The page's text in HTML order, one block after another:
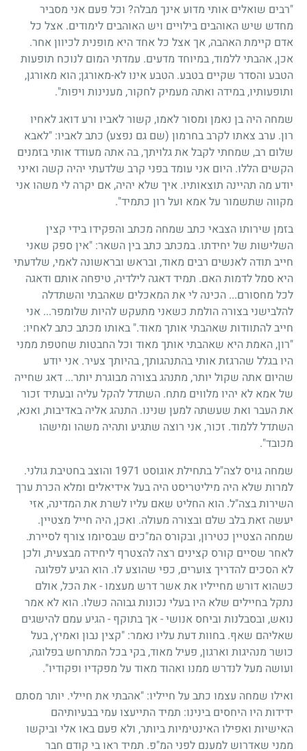
"רבים שואלים אותי מדוע אינך מבלה? וכל פעם אני מסביר
מחדש שיש האוהבים בילויים ויש האוהבים לימודים. אצל כל
אדם קיימת האהבה, אך אצל כל אחד היא מופנית לכיוון אחר.
אכן, אהבתי ללמוד, במיוחד מדעים. עמדתי המום לנוכח תופעות
הטבע והסדר שקיים בטבע. הטבע אינו לא-מאורגן; הוא מאורגן,
ותופעותיו, במידה ואתה מעמיק לחקור, מענינות ויפות".
שמחה היה בן נאמן ומסור לאמו, קשור לאביו ורע דואג לאחיו
רון. ערב צאתו לקרב בחרמון (שם גם נפצע) כתב לאביו: "לאבא
שלום רב, שמחתי לקבל את גלויתך, בה אתה מעודד אותי בזמנים
הקשים הללו. היום אני עומד בפני קרב שלדעתי יהיה קשה ואיני
יודע מה תהיינה תוצאותיו. איך שלא יהיה, אם יקרה לי משהו אני
מקווה שתשמור על אמא ועל רון כתמיד".
בזמן שירותו הצבאי כתב שמחה מכתב והפקידו בידי קצין
השלישות של יחידתו. במכתב כתב בין השאר: "אין ספק שאני
חייב תודה לאנשים רבים מאוד, ובראש ובראשונה לאמי, שלדעתי
היא סמל לדמות האם. תמיד דאגה לילדיה, טיפחה אותם ודאגה
לכל מחסורם... הכינה לי את המאכלים שאהבתי והשתדלה
להלבישני בצורה הולמת כשאני מתעקש להיות שלומפר... אני
חייב להתוודות שאהבתי אותך מאוד." באותו מכתב כתב לאחיו:
"רון, האמת היא שאהבתי אותך מאוד וכל החבטות שחטפת ממני
היו בגלל שהרגזת אותי בהתנהגותך, בהיותך צעיר. אני יודע
שהיום אתה שקול יותר, מתנהג בצורה מבוגרת יותר... דאג שחייה
של אמא לא יהיו מלווים מתח. השתדל להקל עליה ובעתיד זכור
את העבר ואת שעשתה למען שנינו. התנהג אליה באדיבות, ואנא,
השתדל ללמוד. זכור, אני רוצה שתגיע ותהיה משהו ומישהו
מכובד".
שמחה גויס לצה"ל בתחילת אוגוסט 1971 והוצב בחטיבת גולני.
למרות שלא היה מיליטריסט היה בעל אידיאלים ומלא הכרת ערך
השירות בצה"ל. הוא החליט שאם עליו לשרת את המדינה, אזי
יעשה זאת בלב שלם ובצורה מעולה. ואכן, היה חייל מצטיין.
שמחה הצטיין כטירון, ובקורס המ"כים שבסיומו צורף לסיירת.
לאחר שסיים קורס קצינים רצה להצטרף ליחידה מבצעית, ולכן
לא הסכים להדריך צוערים, כפי שהוצע לו. הוא הגיע לפלוגה
כשהוא דורש מחייליו את אשר דרש מעצמו - את הכל, אולם
נתקל בחיילים שלא היו בעלי נכונות גבוהה כשלו. הוא לא אמר
נואש, ובסבלנות וביחס אנושי - אך בתוקף - הגיע עמם להישגים
שאליהם שאף. בחוות דעת עליו נאמר: "קצין נבון ואמיץ, בעל
כושר מנהיגות וארגון, פעיל מאוד, בקי בכל המתרחש בפלוגה,
ועושה מעל לנדרש ממנו ואהוד מאוד על מפקדיו ופקודיו".
ואילו שמחה עצמו כתב על חייליו: "אהבתי את חיילי. יותר מסתם
ידידות היו היחסים בינינו: תמיד התייעצו עמי בבעיותיהם
האישיות ואפילו האינטימיות ביותר, ולא פעם באו אלי וביקשו
ממני שאדרוש למענם לפני המ"פ. תמיד ראו בי קודם חבר